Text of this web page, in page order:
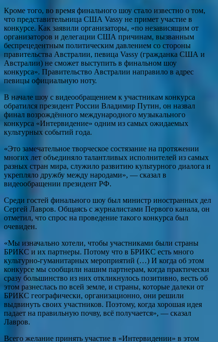
Кроме того, во время финального шоу стало известно о том,
что представительница США Vassy не примет участие в
конкурсе. Как заявили организаторы, «по независящим от
организаторов и делегации США причинам, вызванным
беспрецедентным политическим давлением со стороны
правительства Австралии, певица Vassy (гражданка США и
Австралии) не сможет выступить в финальном шоу
конкурса». Правительство Австралии направило в адрес
певицы официальную ноту.
В начале шоу с видеообращением к участникам конкурса
обратился президент России Владимир Путин, он назвал
финал возрождённого международного музыкального
конкурса «Интервидение» одним из самых ожидаемых
культурных событий года.
«Это замечательное творческое состязание на протяжении
многих лет объединяло талантливых исполнителей из самых
разных стран мира, служило развитию культурного диалога и
укрепляло дружбу между народами», — сказал в
видеообращении президент РФ.
Среди гостей финального шоу был министр иностранных дел
Сергей Лавров. Общаясь с журналистами Первого канала, он
отметил, что спрос на проведение такого конкурса был
очевиден.
«Мы изначально хотели, чтобы участниками были страны
БРИКС и их партнеры. Потому что в БРИКС есть много
культурно-гуманитарных мероприятий (…) И когда об этом
конкурсе мы сообщили нашим партнерам, когда практически
сразу большинство из них откликнулось позитивно, весть об
этом разнеслась по всей земле, и страны, которые далеки от
БРИКС географически, организационно, они решили
выдвинуть своих участников. Поэтому, когда хорошая идея
падает на правильную почву, всё получается», — сказал
Лавров.
Всего желание принять участие в «Интервидении» в этом